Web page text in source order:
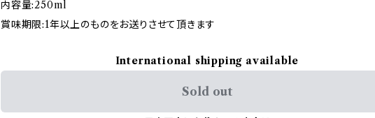
内容量:250ml
賞味期限:1年以上のものをお送りさせて頂きます
International shipping available
Sold out